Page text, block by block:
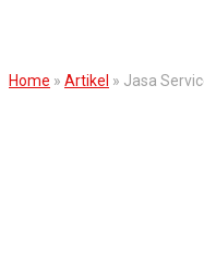
Home » Artikel » Jasa